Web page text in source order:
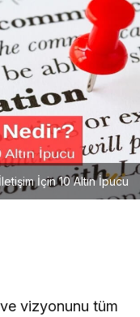
İçin 10 Altın İpucu
vizyonunu tüm